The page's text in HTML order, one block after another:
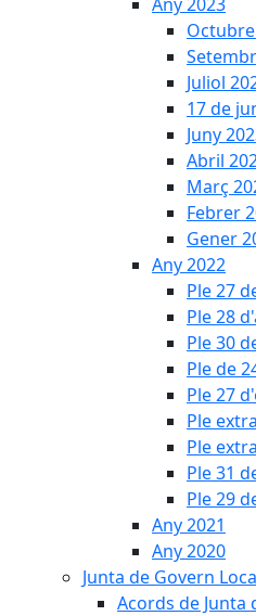
Juliol
17 de
Juny
Abril
Març
Febrer
Gener
Any 2022
Ple 27
Ple 28
Ple 30
Ple de
Ple 27
Ple
Ple
Ple 31
Ple 29
Any 2021
Any 2020
Junta de Govern
Acords de Junta